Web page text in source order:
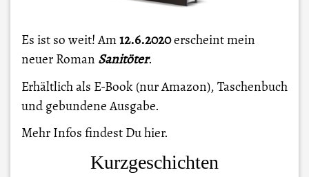
Es ist so weit! Am12.6.2020erscheint mein
neuer Roman Sanitöter.
Erhältlich als E-Book (nur Amazon), Taschenbuch
und gebundene Ausgabe.
Mehr Infos findest Duhier.
Kurzgeschichten